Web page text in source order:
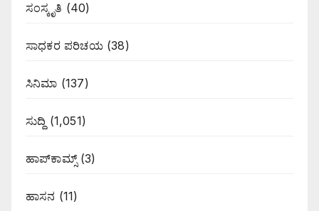
ಸಂಸ್ಕೃತಿ (40)
ಸಾಧಕರ ಪರಿಚಯ(38)
ಸಿನಿಮಾ (137)
ಸುದ್ದಿ (1,051)
ಹಾಪ್‌ಕಾಮ್ಸ್‌(3)
ಹಾಸನ (11)